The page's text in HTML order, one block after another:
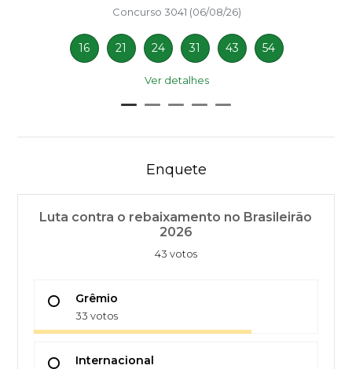
Concurso 3041 (06/08/26)
16 21 24 31 43 54
Ver detalhes
Enquete
Luta contra o rebaixamento no Brasileirão
2026
43 votos
Grêmio
33 votos
Internacional